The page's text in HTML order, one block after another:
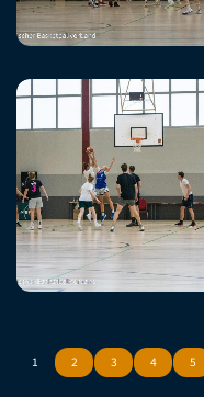
1 2 3 4 5